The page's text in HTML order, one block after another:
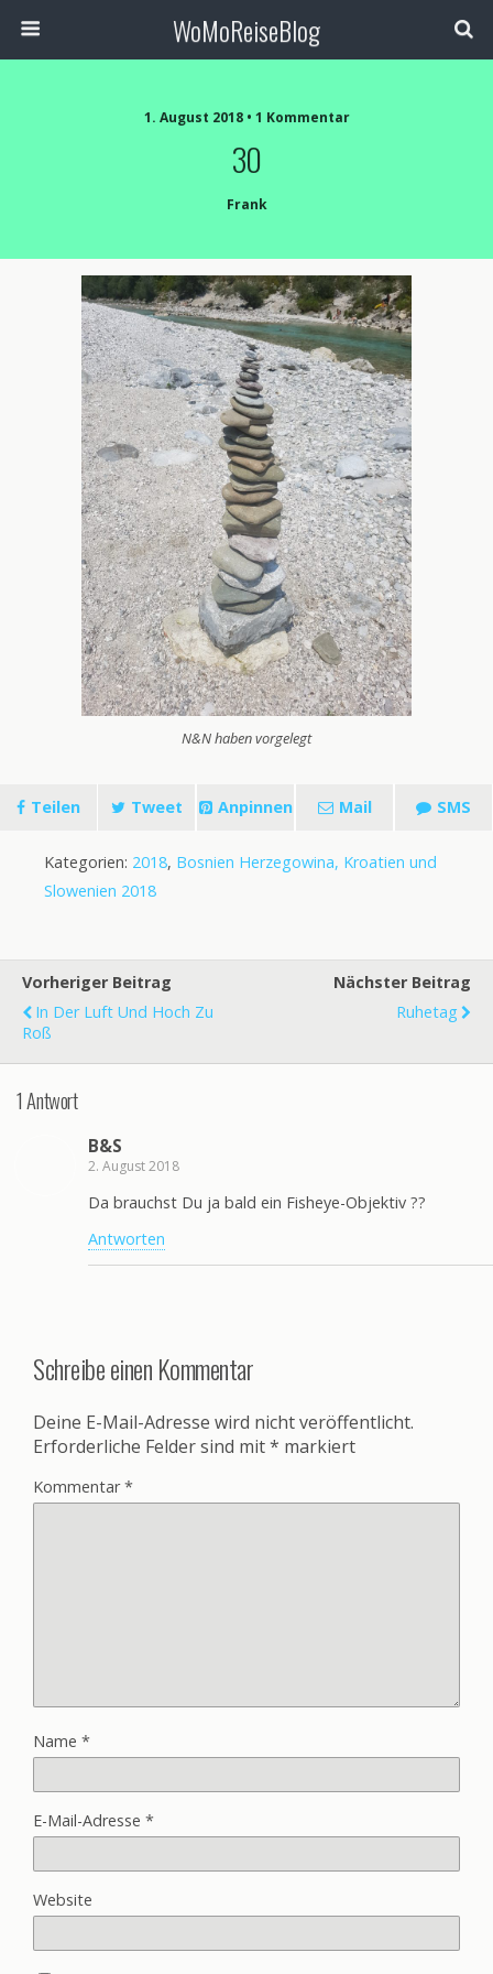
WoMoReiseBlog
1. August 2018 • 1 Kommentar
30
Frank
N&N haben vorgelegt
Teilen Tweet Anpinnen Mail SMS
Kategorien: 2018, Bosnien Herzegowina, Kroatien und
Slowenien 2018
Vorheriger Beitrag
In Der Luft Und Hoch Zu
Roß
Nächster Beitrag
Ruhetag
1 Antwort
B&S
2. August 2018
Da brauchst Du ja bald ein Fisheye-Objektiv ??
Antworten
Schreibe einen Kommentar
Deine E-Mail-Adresse wird nicht veröffentlicht.
Erforderliche Felder sind mit* markiert
Kommentar*
Name *
E-Mail-Adresse *
Website